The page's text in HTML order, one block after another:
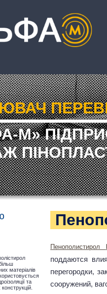
М»
матеріалів
та
Пенополистирол
поддаются
перегородки,
сооружений,